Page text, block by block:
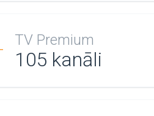
TV Premium
105 kanāli